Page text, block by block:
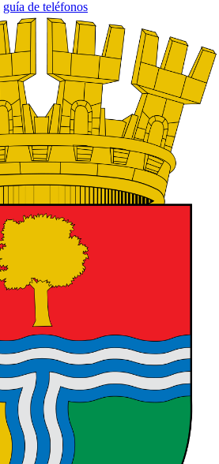
guía de teléfonos